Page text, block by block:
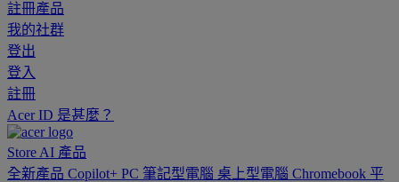
註冊產品
我的社群
登出
登入
註冊
Acer ID 是甚麼？
Store AI 產品
全新產品 Copilot+ PC 筆記型電腦 桌上型電腦 Chromebook 平